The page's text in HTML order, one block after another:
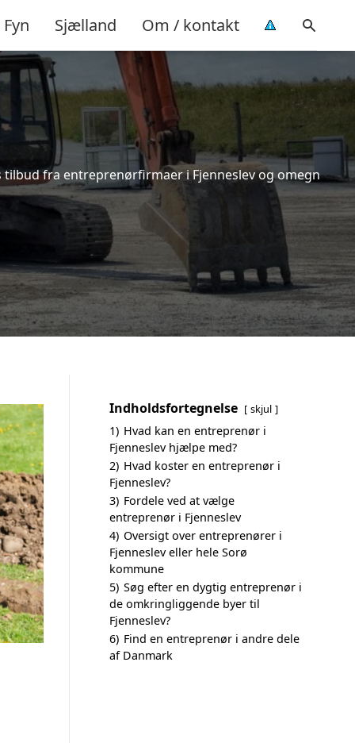
Fyn Sjælland Om / kontakt
fra entreprenørfirmaer i Fjenneslev og omegn
Indholdsfortegnelse skjul
1) Hvad kan en entreprenør i
Fjenneslev hjælpe med?
2) Hvad koster en entreprenør i
Fjenneslev?
3) Fordele ved at vælge
entreprenør i Fjenneslev
4) Oversigt over entreprenører i
Fjenneslev eller hele Sorø
kommune
5) Søg efter en dygtig entreprenør i
de omkringliggende byer til
Fjenneslev?
6) Find en entreprenør i andre dele
af Danmark